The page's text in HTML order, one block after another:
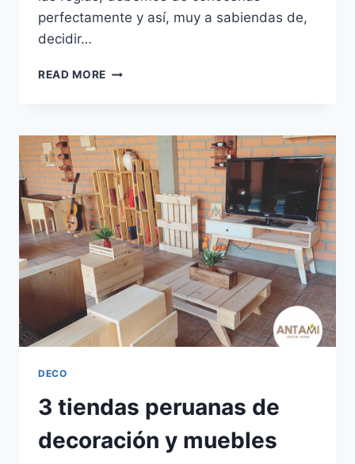
perfectamente y así, muy a sabiendas de,
decidir…
READ MORE ¿CÓMO
SEGÚN
LA
REGLA
DE
3?
DECO
3 tiendas peruanas de
decoración y muebles